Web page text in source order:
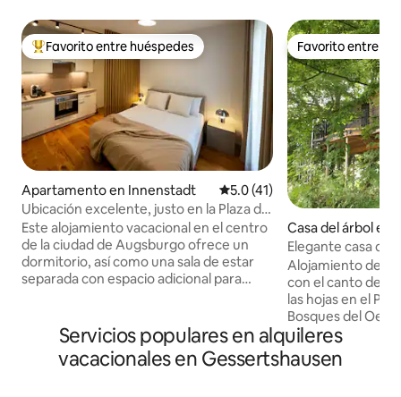
Favorito entre huéspedes preferido
Favorito entre huéspedes
Apartamento en Innenstadt Calificación promedio: 5.0 de
5.0 (41)
Ubicación excelente, justo en la Plaza del
Ayuntamiento • Wi-Fi de alta velocidad
Este alojamiento vacacional en el centro
de la ciudad de Augsburgo ofrece un
dormitorio, así como una sala de estar
separada con espacio adicional para
adultos que prefieran habitaciones
separadas. Ubicación privilegiada justo
en Rathausplatz: el centro histórico de
Favorito entre
Favorito entre
Casa del árbol en
Elegante casa
Alojamiento de
con el canto de
las hojas en el
Bosques del
un máximo de 2
niños. En nuestra casa del árbol de alta
calidad y
Servicios populares en alquileres
vacacionales en Gessertshausen